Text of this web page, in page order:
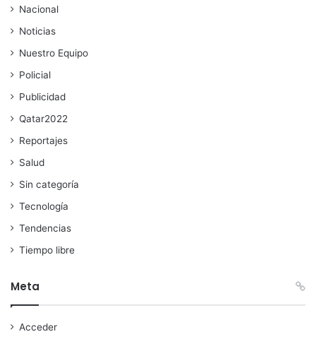
Nacional
Noticias
Nuestro Equipo
Policial
Publicidad
Qatar2022
Reportajes
Salud
Sin categoría
Tecnología
Tendencias
Tiempo libre
Meta
Acceder